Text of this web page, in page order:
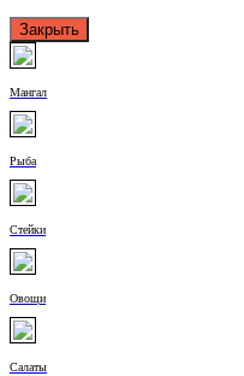
Закрыть
Мангал
Рыба
Стейки
Овощи
Салаты